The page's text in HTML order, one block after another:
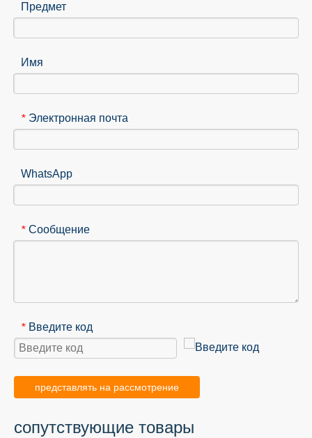
Предмет
Имя
* Электронная почта
WhatsApp
* Сообщение
* Введите код
представлять на рассмотрение
сопутствующие товары